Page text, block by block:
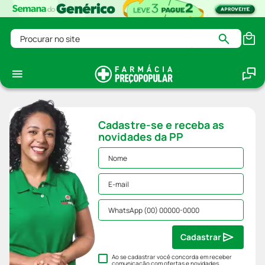
Procurar no site
Cadastre-se e receba as
novidades da PP
Ao se cadastrar você concorda em receber
comunicação com ofertas e novidades,
Cadastrar